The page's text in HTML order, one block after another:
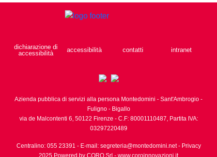
dichiarazione di
accessibilità
accessibilità contatti intranet
Azienda pubblica di servizi alla persona Montedomini - Sant'Ambrogio -
Fuligno - Bigallo
via de Malcontenti 6, 50122 Firenze - C.F: 80001110487, Partita IVA:
03297220489
Centralino: 055 23391 - E-mail: segreteria@montedomini.net- Privacy
2025 Powered by CORO Srl - www.coroinnovazioni.it